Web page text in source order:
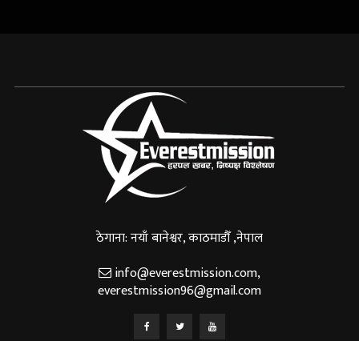
ठेगाना: नयाँ बानेश्वर, काठमाडौँ ,नेपाल
info@everestmission.com,
everestmission96@gmail.com